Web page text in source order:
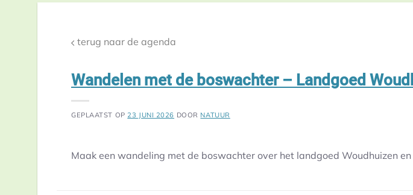
terug naar de agenda
Wandelen met de boswachter – Landgoed
GEPLAATST OP 23 JUNI 2026 DOOR NATUUR
Maak een wandeling met de boswachter over het landgoed Woudhuizen